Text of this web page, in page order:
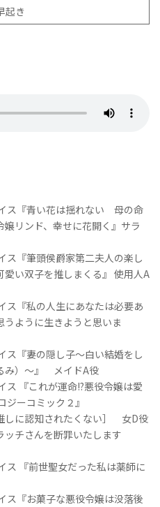
起き
ス『青い花は揺れない 母の命
リンド、幸せに花開く』サラ
ス『筆頭侯爵家第二夫人の楽し
い双子を推しまくる』 使用人A
ス『私の人生にあなたは必要あ
うように生きようと思いま
ス『妻の隠し子〜白い結婚をし
み）〜』 メイドA役
ス 『これが運命!?悪役令嬢は愛
ジーコミック２』
しに認知されたくない］ 女D役
チさんを断罪いたします
ス 『前世聖女だった私は薬師に
ス『お菓子な悪役令嬢は没落後